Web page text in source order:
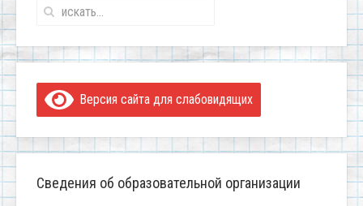
Версия сайта для слабовидящих
Сведения об образовательной организации